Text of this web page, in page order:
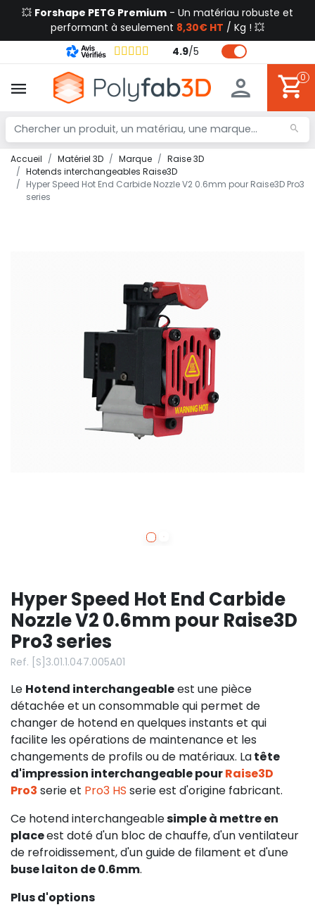
💥 Forshape PETG Premium - Un matériau robuste et
performant à seulement 8,30€ HT / Kg ! 💥
4.9/5
0
Accueil Matériel 3D Marque
Raise 3D
Hotends interchangeables Raise3D
Hyper Speed Hot End Carbide Nozzle V2 0.6mm pour Raise3D Pro3
series
Hyper Speed Hot End Carbide
Nozzle V2 0.6mm pour Raise3D
Pro3 series
Ref. [S]3.01.1.047.005A01
Le Hotend interchangeableest une pièce
détachée et un consommable qui permet de
changer de hotend en quelques instants et qui
facilite les opérations de maintenance et les
changements de profils ou de matériaux. Latête
d'impression interchangeable pourRaise3D
Pro3 serie et Pro3 HS serie est d'origine fabricant.
Ce hotend interchangeablesimple à mettre en
placeest doté d'un bloc de chauffe, d'un ventilateur
de refroidissement, d'un guide de filament et d'une
buse laiton de 0.6mm.
Plus d'options